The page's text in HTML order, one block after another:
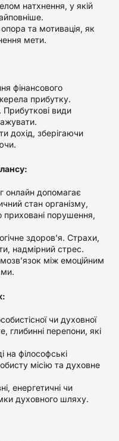
натхнення, у якій
та мотивація, як
мети.
фінансового
прибутку.
Прибуткові види
дохід, зберігаючи
онлайн допомагає
стан організму,
приховані порушення,
здоров’я. Страхи,
надмірний стрес.
між емоційним
чи духовної
глибинні перепони, які
на філософські
місію та духовне
енергетичні чи
духовного шляху.